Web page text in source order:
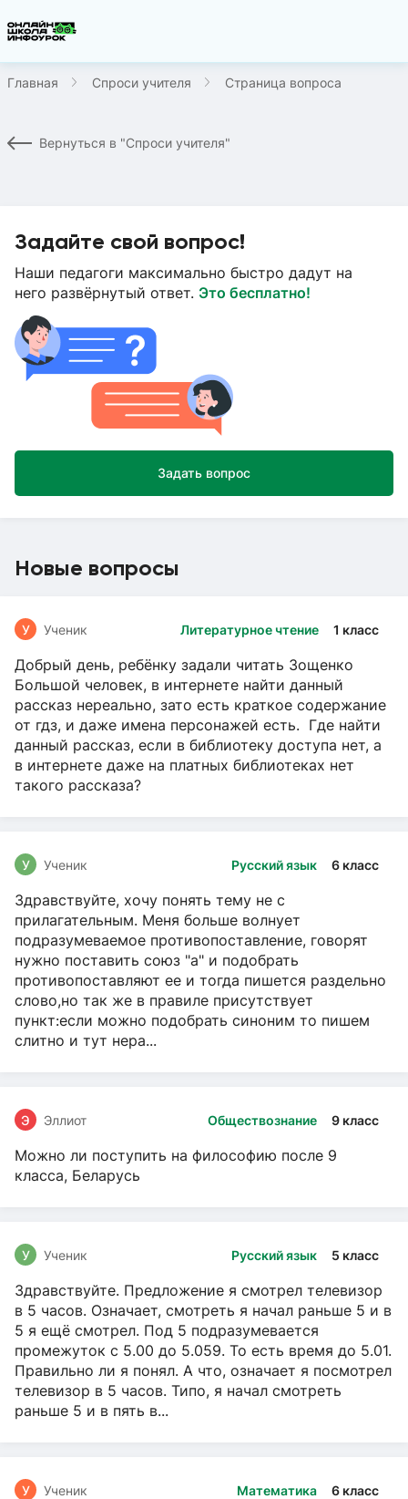
Главная Спроси учителя Страница вопроса
Вернуться в "Спроси учителя"
Задайте свой вопрос!
Наши педагоги максимально быстро дадут на
него развёрнутый ответ. Это бесплатно!
Задать вопрос
Новые вопросы
Литературное чтение 1 класс
У Ученик
Добрый день, ребёнку задали читать Зощенко
Большой человек, в интернете найти данный
рассказ нереально, зато есть краткое содержание
от гдз, и даже имена персонажей есть. Где найти
данный рассказ, если в библиотеку доступа нет, а
в интернете даже на платных библиотеках нет
такого рассказа?
Русский язык 6 класс
У Ученик
Здравствуйте, хочу понять тему не с
прилагательным. Меня больше волнует
подразумеваемое противопоставление, говорят
нужно поставить союз "а" и подобрать
противопоставляют ее и тогда пишется раздельно
слово,но так же в правиле присутствует
пункт:если можно подобрать синоним то пишем
слитно и тут нера...
Обществознание 9 класс
Э Эллиот
Можно ли поступить на философию после 9
класса, Беларусь
Русский язык 5 класс
У Ученик
Здравствуйте. Предложение я смотрел телевизор
в 5 часов. Означает, смотреть я начал раньше 5 и в
5 я ещё смотрел. Под 5 подразумевается
промежуток с 5.00 до 5.059. То есть время до 5.01.
Правильно ли я понял. А что, означает я посмотрел
телевизор в 5 часов. Типо, я начал смотреть
раньше 5 и в пять в...
Математика 6 класс
У Ученик